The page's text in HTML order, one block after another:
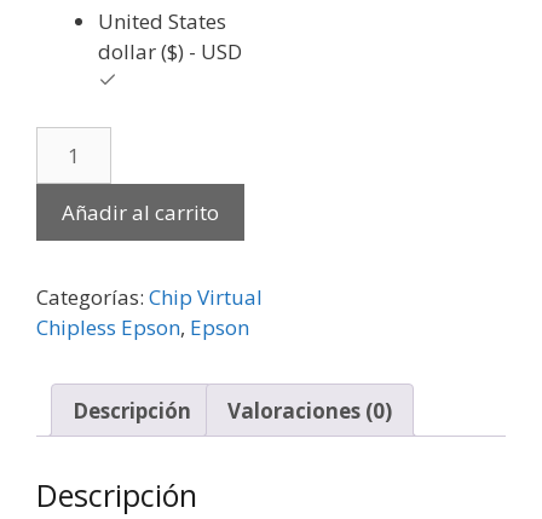
United States
dollar ($) - USD
Añadir al carrito
Categorías: Chip Virtual
Chipless Epson, Epson
Descripción Valoraciones (0)
Descripción